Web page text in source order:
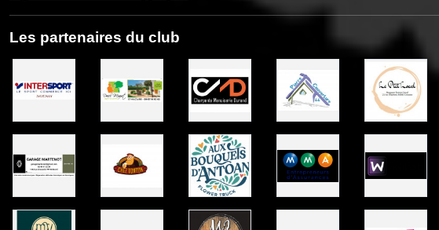
Les partenaires du club